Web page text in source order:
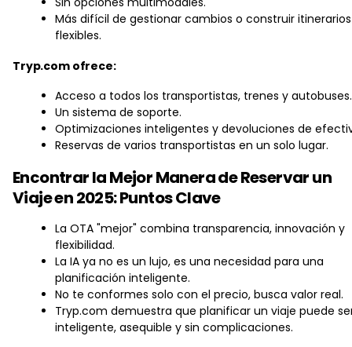
Más difícil de gestionar cambios o construir itinerarios
flexibles.
Tryp.com ofrece:
Acceso a todos los transportistas, trenes y autobuses.
Un sistema de soporte.
Optimizaciones inteligentes y devoluciones de
Reservas de varios transportistas en un solo lugar.
Encontrar la Mejor Manera de Reservar un
Viaje en 2025: Puntos Clave
La OTA "mejor" combina transparencia, innovación y
flexibilidad.
La IA ya no es un lujo, es una necesidad para una
planificación inteligente.
No te conformes solo con el precio, busca valor real.
Tryp.com demuestra que planificar un viaje puede
inteligente, asequible y sin complicaciones.